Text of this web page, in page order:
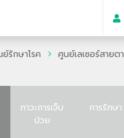
รักษาโรค ศูนย์เลเซอร์สายตา
ภาวะการเจ็บ
ป่วย
การรักษา